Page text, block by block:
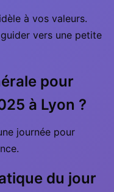
à vos valeurs.
vers une petite
pour
à Lyon ?
journée pour
du jour